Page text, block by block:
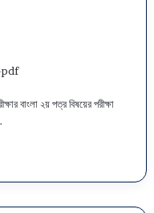
বাংলা ২য় পত্র বিষয়ের পরীক্ষা